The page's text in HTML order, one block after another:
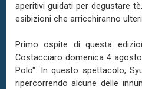
aperitivi guidati per degustare
esibizioni che arricchiranno
Primo ospite di questa
Costacciaro domenica 4
Polo". In questo spettacolo,
ripercorrendo alcune delle